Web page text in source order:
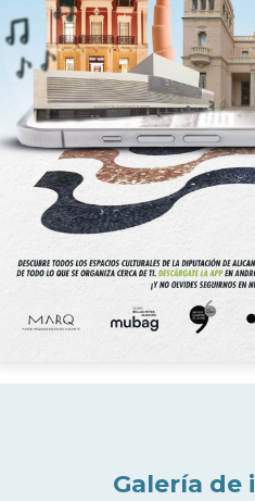
Galería de